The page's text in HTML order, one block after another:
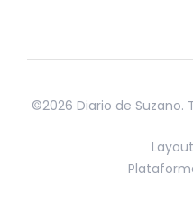
©2026 Diario de Suzano.
Layout